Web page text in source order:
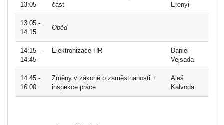
13:05
část
Erenyi
13:05 -
14:15
Oběd
14:15 -
14:45
Elektronizace HR
Daniel
Vejsada
14:45 -
16:00
Změny v zákoně o zaměstnanosti +
inspekce práce
Aleš
Kalvoda